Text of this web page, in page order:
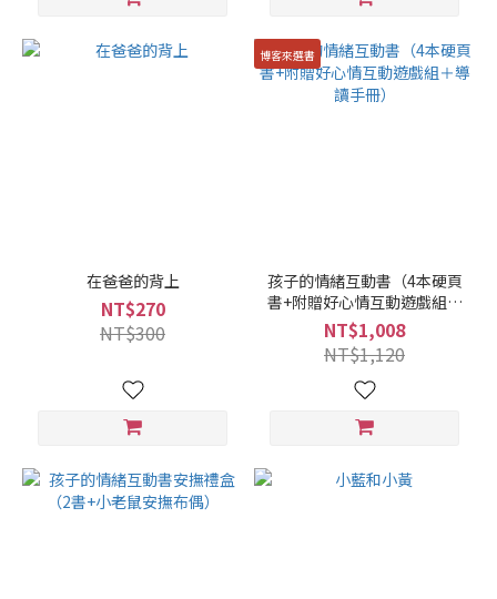
在爸爸的背上
NT$270
NT$300
博客來選書
孩子的情緒互動書（4本硬頁
書+附贈好心情互動遊戲組＋
導讀手冊）
NT$1,008
NT$1,120